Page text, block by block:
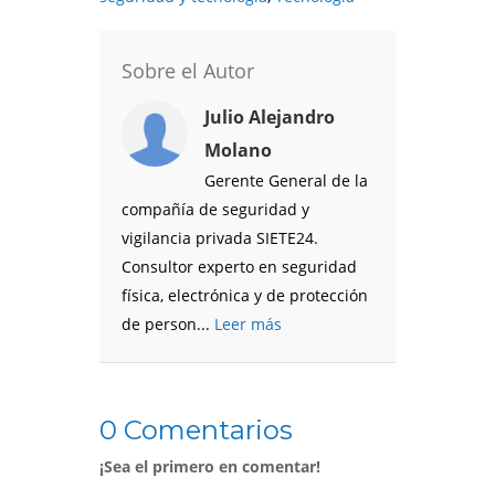
Sobre el Autor
Julio Alejandro
Molano
Gerente General de la
compañía de seguridad y
vigilancia privada SIETE24.
Consultor experto en seguridad
física, electrónica y de protección
de person... Leer más
0 Comentarios
¡Sea el primero en comentar!